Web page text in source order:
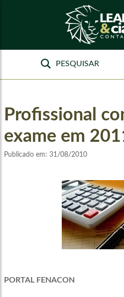
Profissional
exame em
Publicado em: 31/08/2010
PORTAL FENACON